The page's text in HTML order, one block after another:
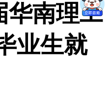
华南理工
业生就